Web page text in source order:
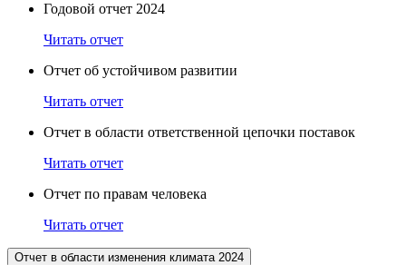
Годовой отчет 2024
Читать отчет
Отчет об устойчивом развитии
Читать отчет
Отчет в области ответственной цепочки поставок
Читать отчет
Отчет по правам человека
Читать отчет
Отчет в области изменения климата 2024